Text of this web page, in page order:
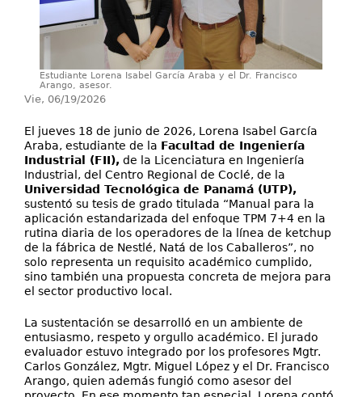
Estudiante Lorena Isabel García Araba y el Dr. Francisco
Arango, asesor.
Vie, 06/19/2026
El jueves 18 de junio de 2026, Lorena Isabel García
Araba, estudiante de la Facultad de Ingeniería
Industrial (FII), de la Licenciatura en Ingeniería
Industrial, del Centro Regional de Coclé, de la
Universidad Tecnológica de Panamá (UTP),
sustentó su tesis de grado titulada “Manual para la
aplicación estandarizada del enfoque TPM 7+4 en la
rutina diaria de los operadores de la línea de ketchup
de la fábrica de Nestlé, Natá de los Caballeros”, no
solo representa un requisito académico cumplido,
sino también una propuesta concreta de mejora para
el sector productivo local.
La sustentación se desarrolló en un ambiente de
entusiasmo, respeto y orgullo académico. El jurado
evaluador estuvo integrado por los profesores Mgtr.
Carlos González, Mgtr. Miguel López y el Dr. Francisco
Arango, quien además fungió como asesor del